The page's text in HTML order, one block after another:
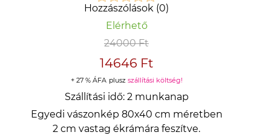
Hozzászólások (0)
Elérhető
24000 Ft
14646 Ft
+ 27 % ÁFA plusz szállítási költség!
Szállítási idő: 2 munkanap
Egyedi vászonkép 80x40 cm méretben
2 cm vastag ékrámára feszítve.